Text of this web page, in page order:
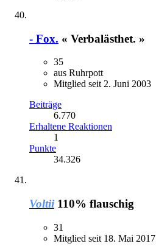
- Fox. « Verbalästhet. »
35
aus Ruhrpott
Mitglied seit 2. Juni 2003
Beiträge
6.770
Erhaltene Reaktionen
1
Punkte
34.326
Voltii 110% flauschig
31
Mitglied seit 18. Mai 2017